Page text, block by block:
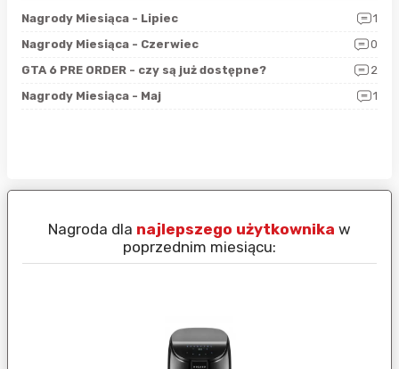
Nagrody Miesiąca - Lipiec
1
Nagrody Miesiąca - Czerwiec
0
GTA 6 PRE ORDER - czy są już dostępne?
2
Nagrody Miesiąca - Maj
1
Nagroda dla najlepszego użytkownika w
poprzednim miesiącu: